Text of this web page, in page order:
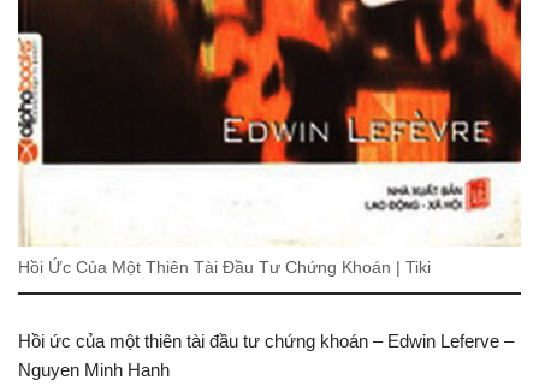
Hồi Ức Của Một Thiên Tài Đầu Tư Chứng Khoán | Tiki
Hồi ức của một thiên tài đầu tư chứng khoán – Edwin Leferve –
Nguyen Minh Hanh